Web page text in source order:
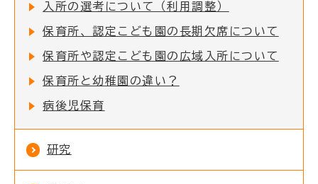
入所の選考について（利用調整）
保育所、認定こども園の長期欠席について
保育所や認定こども園の広域入所について
保育所と幼稚園の違い？
病後児保育
研究